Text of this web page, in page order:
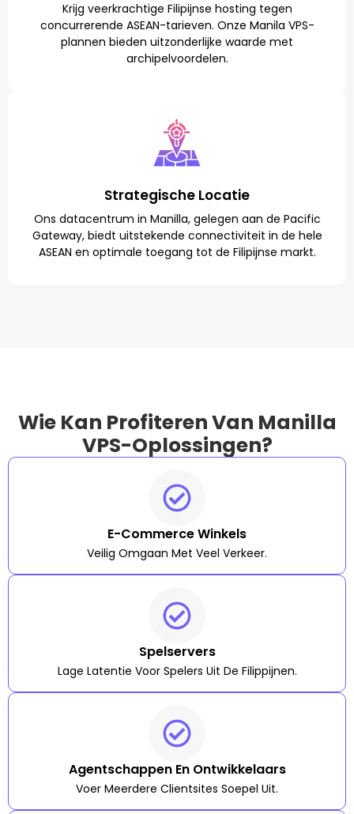
Krijg veerkrachtige Filipijnse hosting tegen
concurrerende ASEAN-tarieven. Onze Manila VPS-
plannen bieden uitzonderlijke waarde met
archipelvoordelen.
Strategische Locatie
Ons datacentrum in Manilla, gelegen aan de Pacific
Gateway, biedt uitstekende connectiviteit in de hele
ASEAN en optimale toegang tot de Filipijnse markt.
Wie Kan Profiteren Van Manilla
VPS-Oplossingen?
E-Commerce Winkels
Veilig Omgaan Met Veel Verkeer.
Spelservers
Lage Latentie Voor Spelers Uit De Filippijnen.
Agentschappen En Ontwikkelaars
Voer Meerdere Clientsites Soepel Uit.